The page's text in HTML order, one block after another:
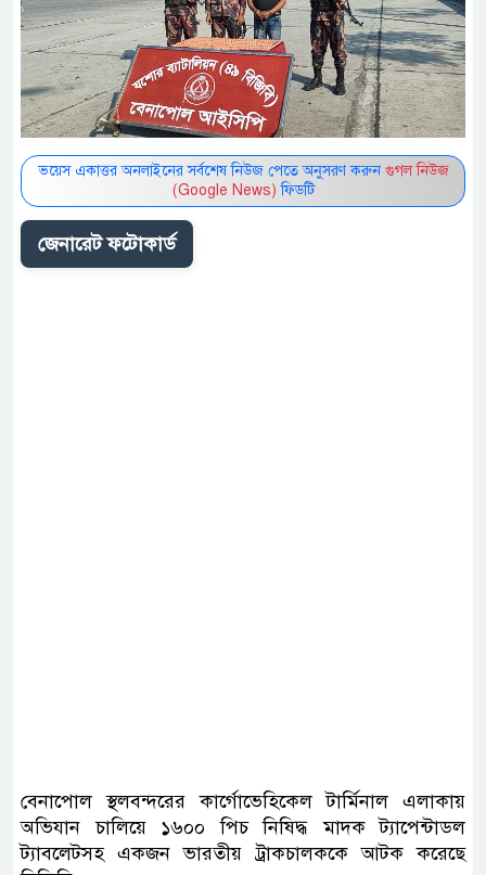
ভয়েস একাত্তর অনলাইনের সর্বশেষ নিউজ পেতে অনুসরণ করুন গুগল নিউজ
(Google News) ফিডটি
জেনারেট ফটোকার্ড
বেনাপোল স্থলবন্দরের কার্গোভেহিকেল টার্মিনাল এলাকায়
অভিযান চালিয়ে ১৬০০ পিচ নিষিদ্ধ মাদক ট্যাপেন্টাডল
ট্যাবলেটসহ একজন ভারতীয় ট্রাকচালককে আটক করেছে